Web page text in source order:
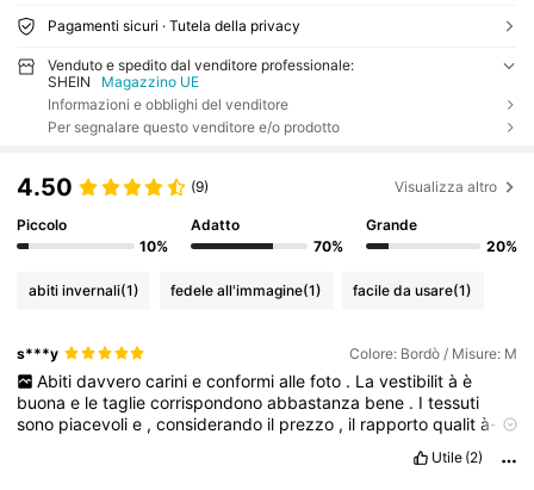
Pagamenti sicuri · Tutela della privacy
Venduto e spedito dal venditore professionale:
SHEIN
Magazzino UE
Informazioni e obblighi del venditore
Per segnalare questo venditore e/o prodotto
4.50 (9) Visualizza altro
Piccolo
10%
Adatto
70%
Grande
20%
abiti invernali(1) fedele all'immagine(1) facile da usare(1)
s***y Colore: Bordò / Misure: M
Abiti davvero carini e conformi alle foto . La vestibilit à è
buonae letagliecorrispondonoabbastanza bene . Itessuti
sono piacevolie ,considerando il prezzo , il rapportoqualità-
Utile (2)